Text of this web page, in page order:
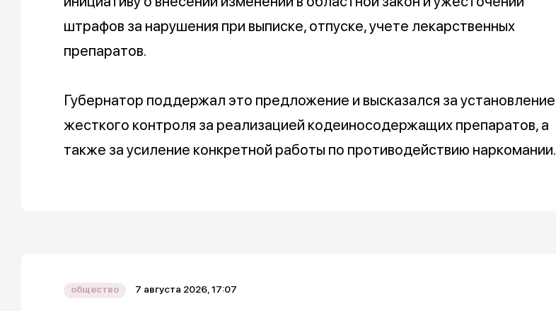
штрафов за нарушения при выписке, отпуске, учете лекарственных
препаратов.
Губернатор поддержал это предложение и высказался за установление
жесткого контроля за реализацией кодеиносодержащих препаратов, а
также за усиление конкретной работы по противодействию наркомании.
общество 7 августа 2026, 17:07